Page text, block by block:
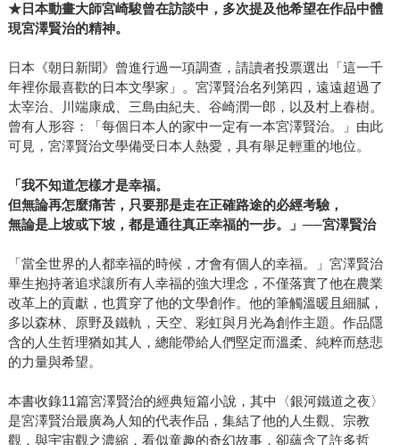
★日本動畫大師宮崎駿曾在訪談中，多次提及他希望在作品中體
現宮澤賢治的精神。
日本《朝日新聞》曾進行過一項調查，請讀者投票選出「這一千
年裡你最喜歡的日本文學家」。宮澤賢治名列第四，遠遠超過了
太宰治、川端康成、三島由紀夫、谷崎潤一郎，以及村上春樹。
曾有人形容：「每個日本人的家中一定有一本宮澤賢治。」由此
可見，宮澤賢治文學備受日本人熱愛，具有舉足輕重的地位。
「我不知道怎樣才是幸福。
但無論再怎麼痛苦，只要那是走在正確路途的必經考驗，
無論是上坡或下坡，都是通往真正幸福的一步。」──宮澤賢治
「當全世界的人都幸福的時候，才會有個人的幸福。」宮澤賢治
畢生抱持著追求讓所有人幸福的強大理念，不僅落實了他在農業
改革上的貢獻，也貫穿了他的文學創作。他的筆觸溫暖且細膩，
多以森林、原野及鐵軌，天空、彩虹與月光為創作主題。作品隱
含的人生哲理猶如其人，總能帶給人們堅定而溫柔、純粹而慈悲
的力量與希望。
本書收錄11篇宮澤賢治的經典短篇小說，其中〈銀河鐵道之夜〉
是宮澤賢治最廣為人知的代表作品，集結了他的人生觀、宗教
觀，與宇宙觀之濃縮，看似童趣的奇幻故事，卻蘊含了許多哲